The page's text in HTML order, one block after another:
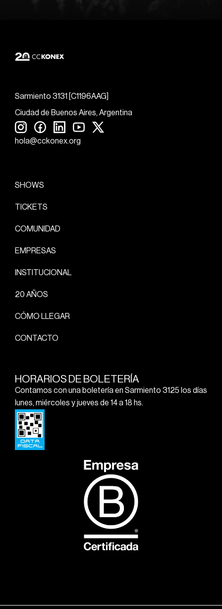
Sarmiento 3131 [C1196AAG]
Ciudad de Buenos Aires, Argentina
hola@cckonex.org
SHOWS
TICKETS
COMUNIDAD
EMPRESAS
INSTITUCIONAL
20 AÑOS
CÓMO LLEGAR
CONTACTO
HORARIOS DE BOLETERÍA
Contamos con una boletería en Sarmiento 3125 los días
lunes, miércoles y jueves de 14 a 18 hs.